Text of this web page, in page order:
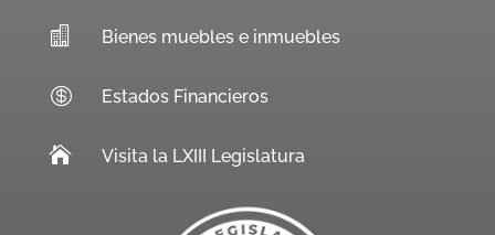
 Bienes muebles e inmuebles
 Estados Financieros
 Visita la LXIII Legislatura